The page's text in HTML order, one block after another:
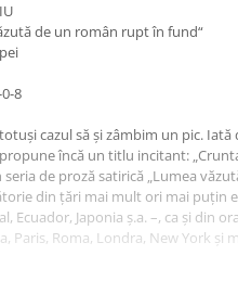
de un român rupt în fund“
8
cazul să şi zâmbim un pic.
încă un titlu incitant:
de proză satirică „Lumea
din ţări mai mult ori mai puţin
Ecuador, Japonia ş.a. –, ca şi din
Paris, Roma, Londra, New York şi